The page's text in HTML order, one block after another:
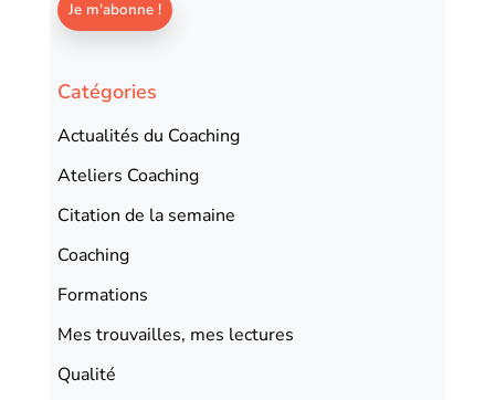
Catégories
Actualités du Coaching
Ateliers Coaching
Citation de la semaine
Coaching
Formations
Mes trouvailles, mes lectures
Qualité